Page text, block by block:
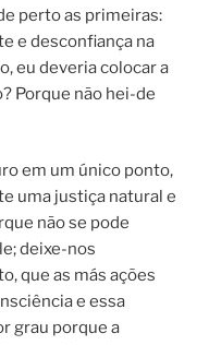
perto as primeiras:
e desconfiança na
eu deveria colocar a
Porque não hei-de
em um único ponto,
uma justiça natural e
não se pode
deixe-nos
que as más ações
e essa
grau porque a